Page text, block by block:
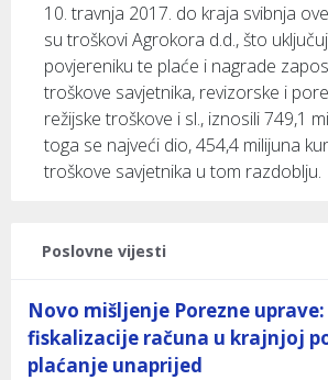
10. travnja 2017. do kraja svibnja
su troškovi Agrokora d.d., što
povjereniku te plaće i nagrade
troškove savjetnika, revizorske i
režijske troškove i sl., iznosili 749,1
toga se najveći dio, 454,4 milijuna
troškove savjetnika u tom razdoblju.
Poslovne vijesti
Novo mišljenje Porezne uprave:
fiskalizacije računa u krajnjoj
plaćanje unaprijed